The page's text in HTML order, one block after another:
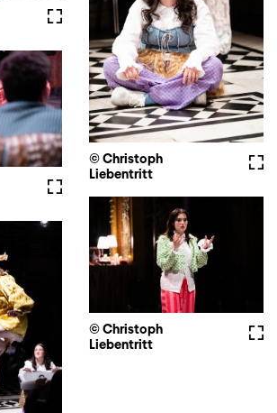
Fullscreen
© Christoph
Liebentritt
Fullscreen
© Christoph
Liebentritt